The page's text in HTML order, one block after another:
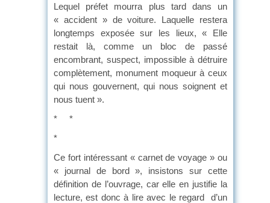
Lequel préfet mourra plus tard dans un
« accident » de voiture. Laquelle restera
longtemps exposée sur les lieux, « Elle
restait là, comme un bloc de passé
encombrant, suspect, impossible à détruire
complètement, monument moqueur à ceux
qui nous gouvernent, qui nous soignent et
nous tuent ».
* *
*
Ce fort intéressant « carnet de voyage » ou
« journal de bord », insistons sur cette
définition de l’ouvrage, car elle en justifie la
lecture, est donc à lire avec le regard d’un